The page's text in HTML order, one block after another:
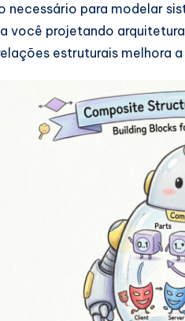
necessário para modelar
você projetando
estruturais melhora